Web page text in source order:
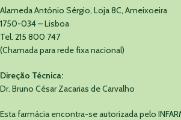
Alameda António Sérgio, Loja 8C, Ameixoeira
1750-034 – Lisboa
Tel. 215 800 747
(Chamada para rede fixa nacional)
Direção Técnica:
Dr. Bruno César Zacarias de Carvalho
Esta farmácia encontra-se autorizada pelo